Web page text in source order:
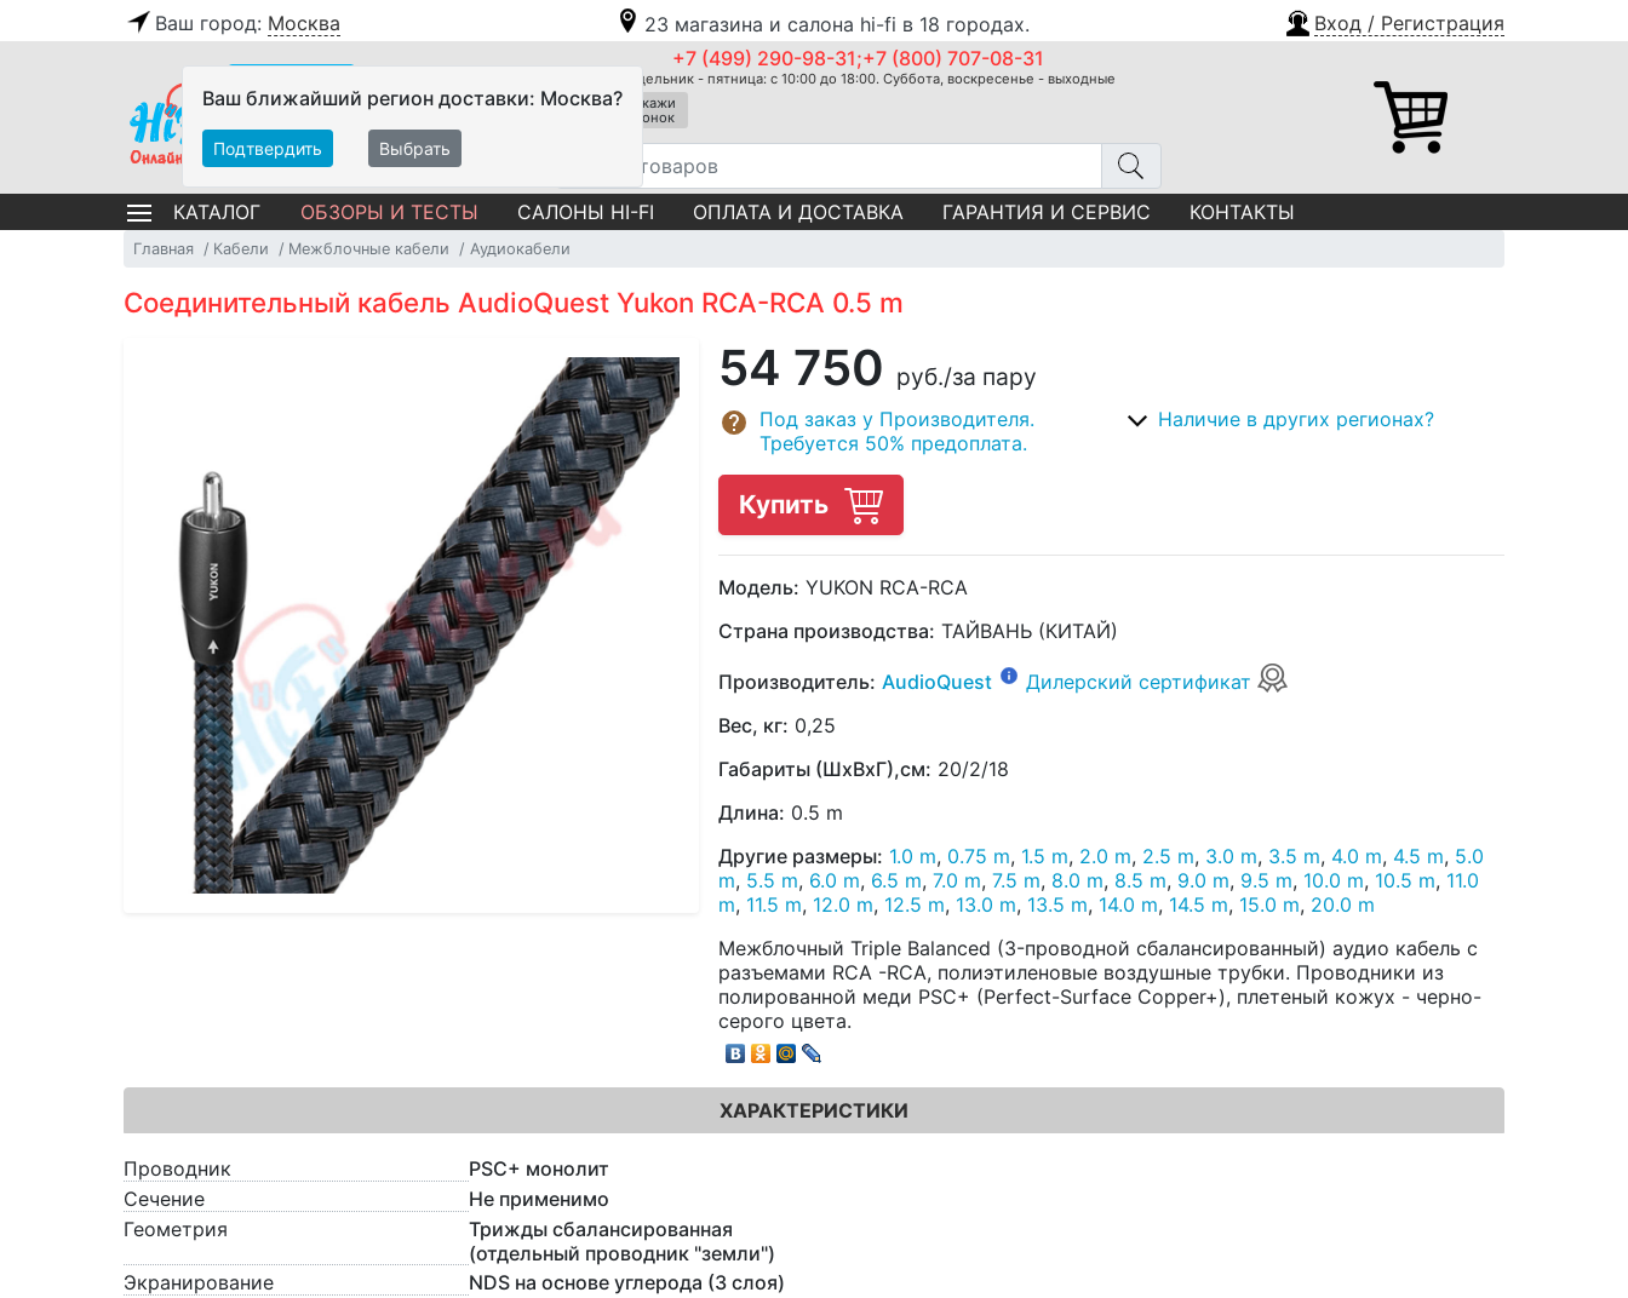
Ваш город: Москва 23 магазина и салона hi-fi в 18 городах. Вход / Регистрация
Ваш ближайший регион доставки: Москва?
Подтвердить Выбрать
+7 (499) 290-98-31;+7 (800) 707-08-31
Понедельник - пятница: с 10:00 до 18:00. Суббота, воскресенье - выходные
Закажи
звонок
КАТАЛОГ ОБЗОРЫ И ТЕСТЫ САЛОНЫ HI-FI ОПЛАТА И ДОСТАВКА ГАРАНТИЯ И СЕРВИС КОНТАКТЫ
Главная Кабели Межблочные кабели Аудиокабели
Соединительный кабель AudioQuest Yukon RCA-RCA 0.5 m
54 750 руб./за пару
Под заказ у Производителя.
Требуется 50% предоплата.
Наличие в других регионах?
Купить
Модель: YUKON RCA-RCA
Страна производства: ТАЙВАНЬ (КИТАЙ)
Производитель: AudioQuest
Дилерский сертификат
Вес, кг: 0,25
Габариты (ШхВхГ),см: 20/2/18
Длина: 0.5 m
Другие размеры: 1.0 m, 0.75 m, 1.5 m, 2.0 m, 2.5 m, 3.0 m, 3.5 m, 4.0 m, 4.5 m, 5.0
m, 5.5 m, 6.0 m, 6.5 m, 7.0 m, 7.5 m, 8.0 m, 8.5 m, 9.0 m, 9.5 m, 10.0 m, 10.5 m, 11.0
m, 11.5 m, 12.0 m, 12.5 m, 13.0 m, 13.5 m, 14.0 m, 14.5 m, 15.0 m, 20.0 m
Межблочный Triple Balanced (3-проводной сбалансированный) аудио кабель с
разъемами RCA -RCA, полиэтиленовые воздушные трубки. Проводники из
полированной меди PSC+ (Perfect-Surface Copper+), плетеный кожух - черно-
серого цвета.
ХАРАКТЕРИСТИКИ
Проводник
PSC+ монолит
Сечение
Не применимо
Геометрия
Трижды сбалансированная
(отдельный проводник "земли")
Экранирование
NDS на основе углерода (3 слоя)